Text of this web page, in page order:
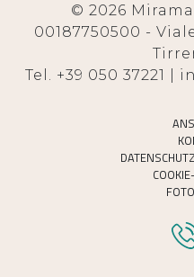
© 2026
00187750500 -
Tel. +39 050 37221